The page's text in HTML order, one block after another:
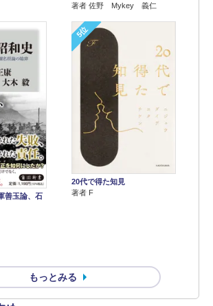
著者 佐野 Mykey 義仁
善玉論、石
5位
20代で得た知見
著者 F
もっとみる